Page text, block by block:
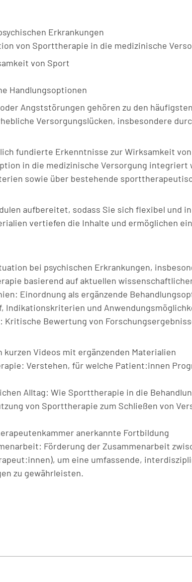
Erkrankungen
von Sporttherapie in die medizinische
von Sport
Handlungsoptionen
Angststörungen gehören zu den
Versorgungslücken, insbesondere
fundierte Erkenntnisse zur Wirksamkeit
in die medizinische Versorgung integriert
sowie über bestehende
aufbereitet, sodass Sie sich flexibel und
vertiefen die Inhalte und ermöglichen
bei psychischen Erkrankungen,
basierend auf aktuellen
Einordnung als ergänzende
Indikationskriterien und
Bewertung von
Videos mit ergänzenden Materialien
Verstehen, für welche Patient:innen
Alltag: Wie Sporttherapie in die
von Sporttherapie zum Schließen von
anerkannte Fortbildung
Förderung der Zusammenarbeit
um eine umfassende,
zu gewährleisten.